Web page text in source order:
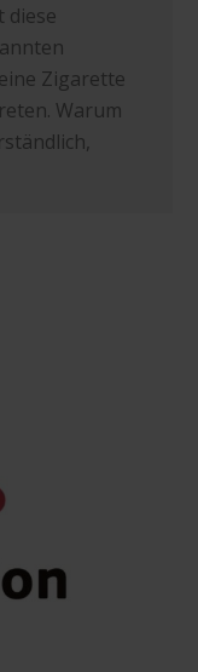
diese
Zigarette
Warum